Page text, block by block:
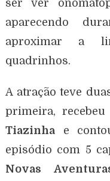
ser ver
aparecendo
aproximar a
quadrinhos.
A atração teve
primeira,
Tiazinhae
episódio com 5
Novas